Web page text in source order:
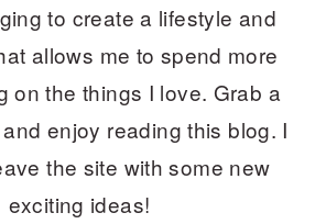
to create a lifestyle and
allows me to spend more
on the things I love. Grab a
enjoy reading this blog. I
the site with some new
exciting ideas!